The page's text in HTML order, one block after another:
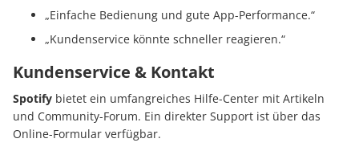
„Einfache Bedienung und gute App-Performance.“
„Kundenservice könnte schneller reagieren.“
Kundenservice & Kontakt
Spotify bietet ein umfangreiches Hilfe-Center mit Artikeln
und Community-Forum. Ein direkter Support ist über das
Online-Formular verfügbar.